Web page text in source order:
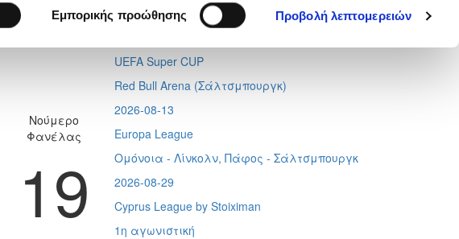
Εμπορικής προώθησης Προβολή λεπτομερειών
Νούμερο
Φανέλας
19
Απόλλων - Μπραν
UEFA Super CUP
Red Bull Arena (Σάλτσμπουργκ)
2026-08-13
Europa League
Ομόνοια - Λίνκολν, Πάφος - Σάλτσμπουργκ
2026-08-29
Cyprus League by Stoiximan
1η αγωνιστική